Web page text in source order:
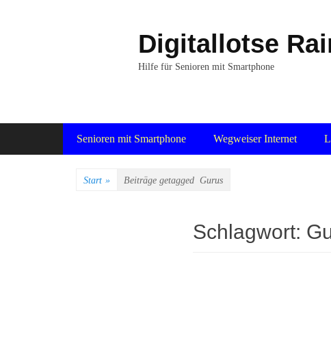
Digitallotse
Hilfe für Senioren mit Smartphone
Primäres Menü
Senioren mit Smartphone Wegweiser Internet
Start » Beiträge getagged Gurus
Schlagwort: